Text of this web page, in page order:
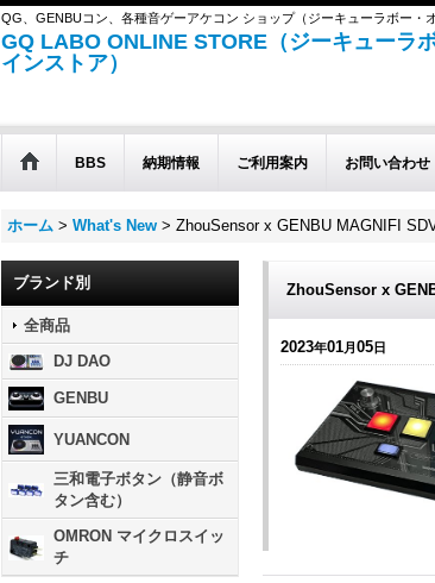
QG、GENBUコン、各種音ゲーアケコン ショップ（ジーキューラボー・
GQ LABO ONLINE STORE（ジーキューラ
インストア）
BBS 納期情報 ご利用案内 お問い合わせ
ホーム > What's New > ZhouSensor x GENBU MAGNIFI
ブランド別
全商品
DJ DAO
GENBU
YUANCON
三和電子ボタン（静音ボ
タン含む）
OMRON マイクロスイッ
チ
ZhouSensor x
2023年01月05日